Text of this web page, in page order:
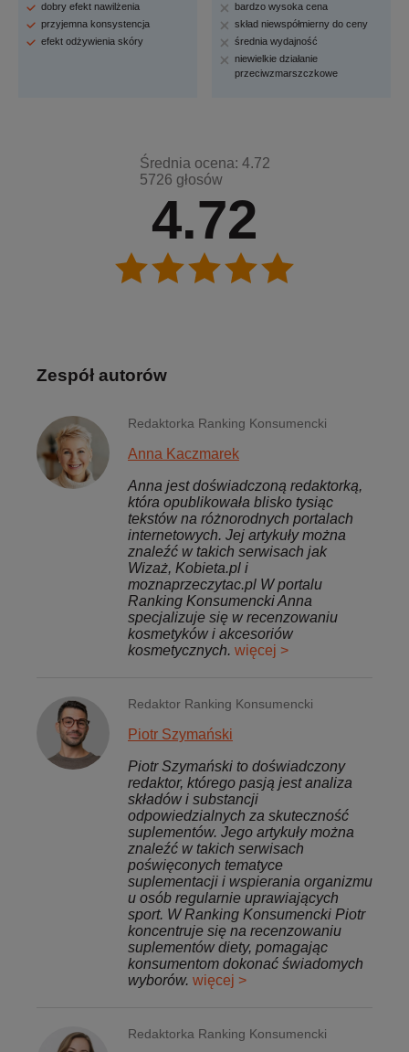
dobry efekt nawilżenia
przyjemna konsystencja
efekt odżywienia skóry
bardzo wysoka cena
skład niewspółmierny do ceny
średnia wydajność
niewielkie działanie
przeciwzmarszczkowe
4.72
Średnia ocena: 4.72
5726 głosów
Zespół autorów
Redaktorka Ranking Konsumencki
Anna Kaczmarek
Anna jest doświadczoną redaktorką,
która opublikowała blisko tysiąc
tekstów na różnorodnych portalach
internetowych. Jej artykuły można
znaleźć w takich serwisach jak
Wizaż, Kobieta.pl i
moznaprzeczytac.pl W portalu
Ranking Konsumencki Anna
specjalizuje się w recenzowaniu
kosmetyków i akcesoriów
kosmetycznych. więcej >
Redaktor Ranking Konsumencki
Piotr Szymański
Piotr Szymański to doświadczony
redaktor, którego pasją jest analiza
składów i substancji
odpowiedzialnych za skuteczność
suplementów. Jego artykuły można
znaleźć w takich serwisach
poświęconych tematyce
suplementacji i wspierania organizmu
u osób regularnie uprawiających
sport. W Ranking Konsumencki Piotr
koncentruje się na recenzowaniu
suplementów diety, pomagając
konsumentom dokonać świadomych
wyborów. więcej >
Redaktorka Ranking Konsumencki